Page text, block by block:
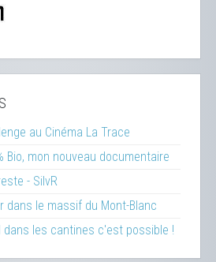
au Cinéma La Trace
Bio, mon nouveau documentaire
- SilvR
dans le massif du Mont-Blanc
dans les cantines c'est possible !